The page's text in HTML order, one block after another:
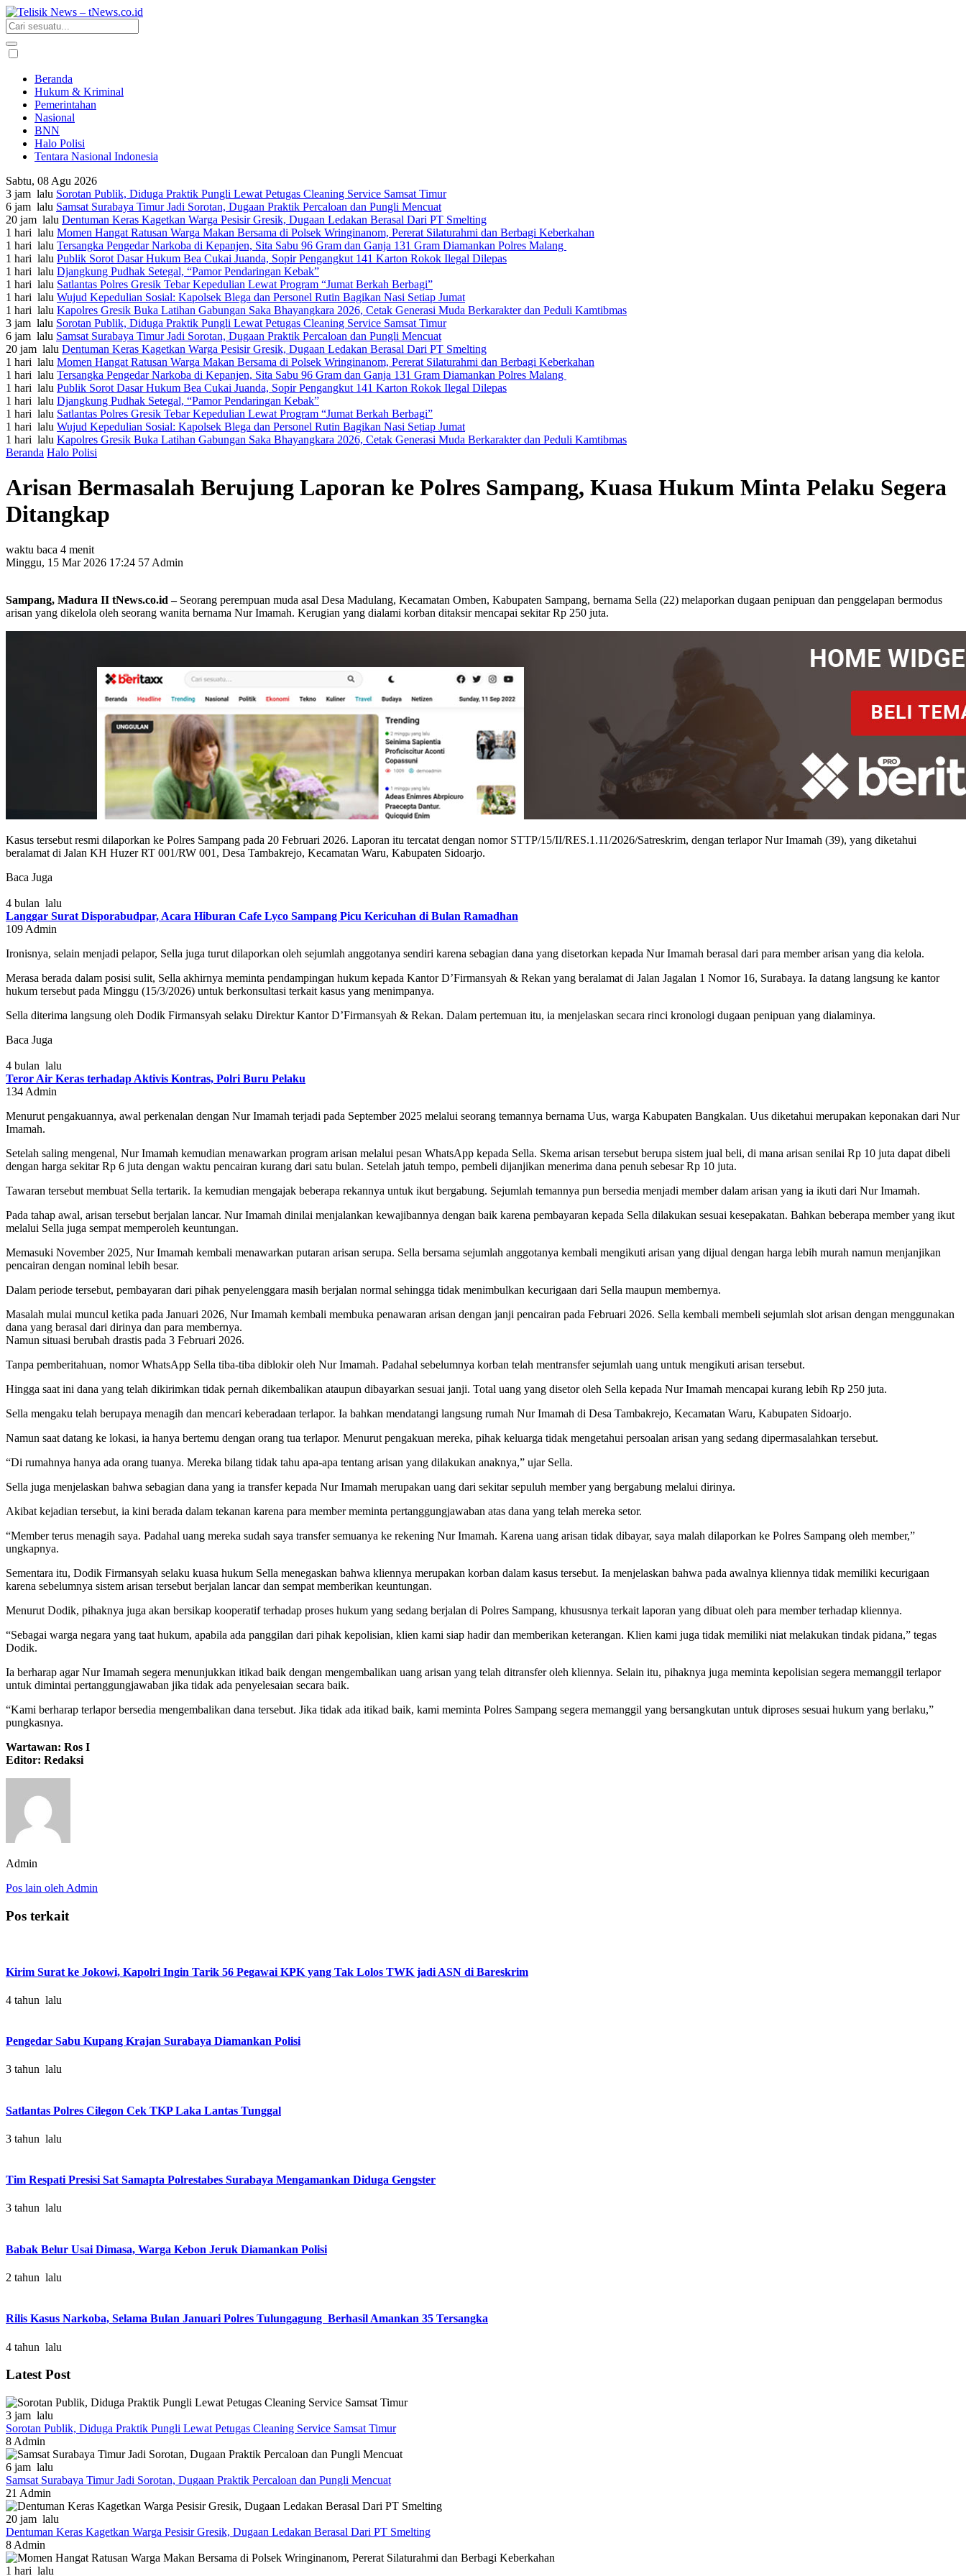
Beranda
Hukum & Kriminal
Pemerintahan
Nasional
BNN
Halo Polisi
Tentara Nasional Indonesia
Sabtu, 08 Agu 2026
3 jam lalu Sorotan Publik, Diduga Praktik Pungli Lewat Petugas Cleaning Service Samsat Timur
6 jam lalu Samsat Surabaya Timur Jadi Sorotan, Dugaan Praktik Percaloan dan Pungli Mencuat
20 jam lalu Dentuman Keras Kagetkan Warga Pesisir Gresik, Dugaan Ledakan Berasal Dari PT Smelting
1 hari lalu Momen Hangat Ratusan Warga Makan Bersama di Polsek Wringinanom, Pererat Silaturahmi dan Berbagi Keberkahan
1 hari lalu Tersangka Pengedar Narkoba di Kepanjen, Sita Sabu 96 Gram dan Ganja 131 Gram Diamankan Polres Malang
1 hari lalu Publik Sorot Dasar Hukum Bea Cukai Juanda, Sopir Pengangkut 141 Karton Rokok Ilegal Dilepas
1 hari lalu Djangkung Pudhak Setegal, “Pamor Pendaringan Kebak”
1 hari lalu Satlantas Polres Gresik Tebar Kepedulian Lewat Program “Jumat Berkah Berbagi”
1 hari lalu Wujud Kepedulian Sosial: Kapolsek Blega dan Personel Rutin Bagikan Nasi Setiap Jumat
1 hari lalu Kapolres Gresik Buka Latihan Gabungan Saka Bhayangkara 2026, Cetak Generasi Muda Berkarakter dan Peduli Kamtibmas
3 jam lalu Sorotan Publik, Diduga Praktik Pungli Lewat Petugas Cleaning Service Samsat Timur
6 jam lalu Samsat Surabaya Timur Jadi Sorotan, Dugaan Praktik Percaloan dan Pungli Mencuat
20 jam lalu Dentuman Keras Kagetkan Warga Pesisir Gresik, Dugaan Ledakan Berasal Dari PT Smelting
1 hari lalu Momen Hangat Ratusan Warga Makan Bersama di Polsek Wringinanom, Pererat Silaturahmi dan Berbagi Keberkahan
1 hari lalu Tersangka Pengedar Narkoba di Kepanjen, Sita Sabu 96 Gram dan Ganja 131 Gram Diamankan Polres Malang
1 hari lalu Publik Sorot Dasar Hukum Bea Cukai Juanda, Sopir Pengangkut 141 Karton Rokok Ilegal Dilepas
1 hari lalu Djangkung Pudhak Setegal, “Pamor Pendaringan Kebak”
1 hari lalu Satlantas Polres Gresik Tebar Kepedulian Lewat Program “Jumat Berkah Berbagi”
1 hari lalu Wujud Kepedulian Sosial: Kapolsek Blega dan Personel Rutin Bagikan Nasi Setiap Jumat
1 hari lalu Kapolres Gresik Buka Latihan Gabungan Saka Bhayangkara 2026, Cetak Generasi Muda Berkarakter dan Peduli Kamtibmas
Beranda Halo Polisi
Arisan Bermasalah Berujung Laporan ke Polres Sampang, Kuasa Hukum Minta Pelaku Segera
Ditangkap
waktu baca 4 menit
Minggu, 15 Mar 2026 17:24 57 Admin
Sampang, Madura II tNews.co.id – Seorang perempuan muda asal Desa Madulang, Kecamatan Omben, Kabupaten Sampang, bernama Sella (22) melaporkan dugaan penipuan dan penggelapan bermodus
arisan yang dikelola oleh seorang wanita bernama Nur Imamah. Kerugian yang dialami korban ditaksir mencapai sekitar Rp 250 juta.
Kasus tersebut resmi dilaporkan ke Polres Sampang pada 20 Februari 2026. Laporan itu tercatat dengan nomor STTP/15/II/RES.1.11/2026/Satreskrim, dengan terlapor Nur Imamah (39), yang diketahui
beralamat di Jalan KH Huzer RT 001/RW 001, Desa Tambakrejo, Kecamatan Waru, Kabupaten Sidoarjo.
Baca Juga
4 bulan lalu
Langgar Surat Disporabudpar, Acara Hiburan Cafe Lyco Sampang Picu Kericuhan di Bulan Ramadhan
109 Admin
Ironisnya, selain menjadi pelapor, Sella juga turut dilaporkan oleh sejumlah anggotanya sendiri karena sebagian dana yang disetorkan kepada Nur Imamah berasal dari para member arisan yang dia kelola.
Merasa berada dalam posisi sulit, Sella akhirnya meminta pendampingan hukum kepada Kantor D’Firmansyah & Rekan yang beralamat di Jalan Jagalan 1 Nomor 16, Surabaya. Ia datang langsung ke kantor
hukum tersebut pada Minggu (15/3/2026) untuk berkonsultasi terkait kasus yang menimpanya.
Sella diterima langsung oleh Dodik Firmansyah selaku Direktur Kantor D’Firmansyah & Rekan. Dalam pertemuan itu, ia menjelaskan secara rinci kronologi dugaan penipuan yang dialaminya.
Baca Juga
4 bulan lalu
Teror Air Keras terhadap Aktivis Kontras, Polri Buru Pelaku
134 Admin
Menurut pengakuannya, awal perkenalan dengan Nur Imamah terjadi pada September 2025 melalui seorang temannya bernama Uus, warga Kabupaten Bangkalan. Uus diketahui merupakan keponakan dari Nur
Imamah.
Setelah saling mengenal, Nur Imamah kemudian menawarkan program arisan melalui pesan WhatsApp kepada Sella. Skema arisan tersebut berupa sistem jual beli, di mana arisan senilai Rp 10 juta dapat dibeli
dengan harga sekitar Rp 6 juta dengan waktu pencairan kurang dari satu bulan. Setelah jatuh tempo, pembeli dijanjikan menerima dana penuh sebesar Rp 10 juta.
Tawaran tersebut membuat Sella tertarik. Ia kemudian mengajak beberapa rekannya untuk ikut bergabung. Sejumlah temannya pun bersedia menjadi member dalam arisan yang ia ikuti dari Nur Imamah.
Pada tahap awal, arisan tersebut berjalan lancar. Nur Imamah dinilai menjalankan kewajibannya dengan baik karena pembayaran kepada Sella dilakukan sesuai kesepakatan. Bahkan beberapa member yang ikut
melalui Sella juga sempat memperoleh keuntungan.
Memasuki November 2025, Nur Imamah kembali menawarkan putaran arisan serupa. Sella bersama sejumlah anggotanya kembali mengikuti arisan yang dijual dengan harga lebih murah namun menjanjikan
pencairan dengan nominal lebih besar.
Dalam periode tersebut, pembayaran dari pihak penyelenggara masih berjalan normal sehingga tidak menimbulkan kecurigaan dari Sella maupun membernya.
Masalah mulai muncul ketika pada Januari 2026, Nur Imamah kembali membuka penawaran arisan dengan janji pencairan pada Februari 2026. Sella kembali membeli sejumlah slot arisan dengan menggunakan
dana yang berasal dari dirinya dan para membernya.
Namun situasi berubah drastis pada 3 Februari 2026.
Tanpa pemberitahuan, nomor WhatsApp Sella tiba-tiba diblokir oleh Nur Imamah. Padahal sebelumnya korban telah mentransfer sejumlah uang untuk mengikuti arisan tersebut.
Hingga saat ini dana yang telah dikirimkan tidak pernah dikembalikan ataupun dibayarkan sesuai janji. Total uang yang disetor oleh Sella kepada Nur Imamah mencapai kurang lebih Rp 250 juta.
Sella mengaku telah berupaya menagih dan mencari keberadaan terlapor. Ia bahkan mendatangi langsung rumah Nur Imamah di Desa Tambakrejo, Kecamatan Waru, Kabupaten Sidoarjo.
Namun saat datang ke lokasi, ia hanya bertemu dengan orang tua terlapor. Menurut pengakuan mereka, pihak keluarga tidak mengetahui persoalan arisan yang sedang dipermasalahkan tersebut.
“Di rumahnya hanya ada orang tuanya. Mereka bilang tidak tahu apa-apa tentang arisan yang dilakukan anaknya,” ujar Sella.
Sella juga menjelaskan bahwa sebagian dana yang ia transfer kepada Nur Imamah merupakan uang dari sekitar sepuluh member yang bergabung melalui dirinya.
Akibat kejadian tersebut, ia kini berada dalam tekanan karena para member meminta pertanggungjawaban atas dana yang telah mereka setor.
“Member terus menagih saya. Padahal uang mereka sudah saya transfer semuanya ke rekening Nur Imamah. Karena uang arisan tidak dibayar, saya malah dilaporkan ke Polres Sampang oleh member,”
ungkapnya.
Sementara itu, Dodik Firmansyah selaku kuasa hukum Sella menegaskan bahwa kliennya merupakan korban dalam kasus tersebut. Ia menjelaskan bahwa pada awalnya kliennya tidak memiliki kecurigaan
karena sebelumnya sistem arisan tersebut berjalan lancar dan sempat memberikan keuntungan.
Menurut Dodik, pihaknya juga akan bersikap kooperatif terhadap proses hukum yang sedang berjalan di Polres Sampang, khususnya terkait laporan yang dibuat oleh para member terhadap kliennya.
“Sebagai warga negara yang taat hukum, apabila ada panggilan dari pihak kepolisian, klien kami siap hadir dan memberikan keterangan. Klien kami juga tidak memiliki niat melakukan tindak pidana,” tegas
Dodik.
Ia berharap agar Nur Imamah segera menunjukkan itikad baik dengan mengembalikan uang arisan yang telah ditransfer oleh kliennya. Selain itu, pihaknya juga meminta kepolisian segera memanggil terlapor
untuk dimintai pertanggungjawaban jika tidak ada penyelesaian secara baik.
“Kami berharap terlapor bersedia mengembalikan dana tersebut. Jika tidak ada itikad baik, kami meminta Polres Sampang segera memanggil yang bersangkutan untuk diproses sesuai hukum yang berlaku,”
pungkasnya.
Wartawan: Ros I
Editor: Redaksi
Admin
Pos lain oleh Admin
Pos terkait
Kirim Surat ke Jokowi, Kapolri Ingin Tarik 56 Pegawai KPK yang Tak Lolos TWK jadi ASN di Bareskrim
4 tahun lalu
Pengedar Sabu Kupang Krajan Surabaya Diamankan Polisi
3 tahun lalu
Satlantas Polres Cilegon Cek TKP Laka Lantas Tunggal
3 tahun lalu
Tim Respati Presisi Sat Samapta Polrestabes Surabaya Mengamankan Diduga Gengster
3 tahun lalu
Babak Belur Usai Dimasa, Warga Kebon Jeruk Diamankan Polisi
2 tahun lalu
Rilis Kasus Narkoba, Selama Bulan Januari Polres Tulungagung Berhasil Amankan 35 Tersangka
4 tahun lalu
Latest Post
3 jam lalu
Sorotan Publik, Diduga Praktik Pungli Lewat Petugas Cleaning Service Samsat Timur
8 Admin
6 jam lalu
Samsat Surabaya Timur Jadi Sorotan, Dugaan Praktik Percaloan dan Pungli Mencuat
21 Admin
20 jam lalu
Dentuman Keras Kagetkan Warga Pesisir Gresik, Dugaan Ledakan Berasal Dari PT Smelting
8 Admin
1 hari lalu